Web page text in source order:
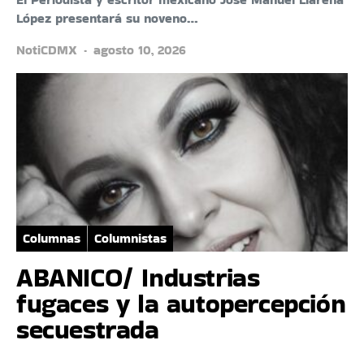
López presentará su noveno…
NotiCDMX
agosto 10, 2026
Columnas Columnistas
ABANICO/ Industrias
fugaces y la autopercepción
secuestrada